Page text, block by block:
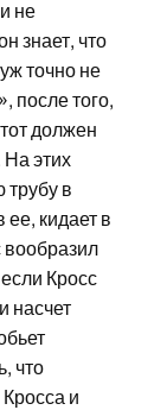
не
знает, что
точно не
после того,
должен
На этих
трубу в
ее, кидает в
вообразил
Кросс
насчет
что
и